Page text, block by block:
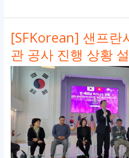
통
령
회
담
지
으
로
진
외
[SFKorean] 샌프란
관 공사 진행 상황